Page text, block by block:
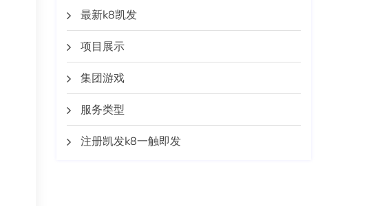
最新k8凯发
项目展示
集团游戏
服务类型
注册凯发k8一触即发